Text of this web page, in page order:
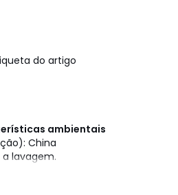
do artigo
ambientais
China
lavagem.